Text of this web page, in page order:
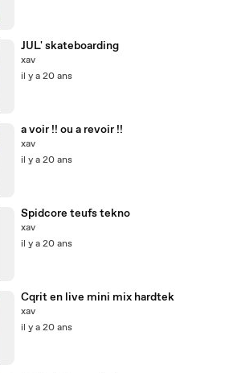
JUL' skateboarding
xav
il y a 20 ans
a voir !! ou a revoir !!
xav
il y a 20 ans
Spidcore teufs tekno
xav
il y a 20 ans
Cqrit en live mini mix hardtek
xav
il y a 20 ans